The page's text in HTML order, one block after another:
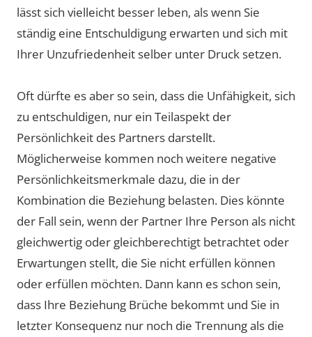
lässt sich vielleicht besser leben, als wenn Sie
ständig eine Entschuldigung erwarten und sich mit
Ihrer Unzufriedenheit selber unter Druck setzen.
Oft dürfte es aber so sein, dass die Unfähigkeit, sich
zu entschuldigen, nur ein Teilaspekt der
Persönlichkeit des Partners darstellt.
Möglicherweise kommen noch weitere negative
Persönlichkeitsmerkmale dazu, die in der
Kombination die Beziehung belasten. Dies könnte
der Fall sein, wenn der Partner Ihre Person als nicht
gleichwertig oder gleichberechtigt betrachtet oder
Erwartungen stellt, die Sie nicht erfüllen können
oder erfüllen möchten. Dann kann es schon sein,
dass Ihre Beziehung Brüche bekommt und Sie in
letzter Konsequenz nur noch die Trennung als die